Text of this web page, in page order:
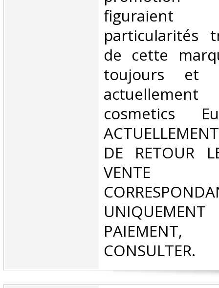
figuraient
particularités
de cette
toujours et
cosmetics
DE RETOUR
CONSULTER.‎